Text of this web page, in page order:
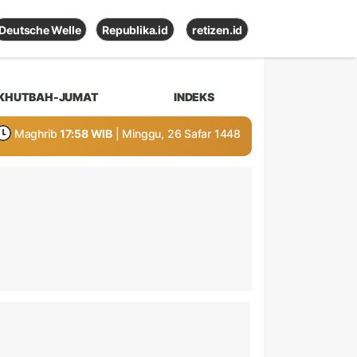
Deutsche Welle Republika.id retizen.id
JUMAT INDEKS
Maghrib 17:58 WIB | Minggu, 26 Safar 1448